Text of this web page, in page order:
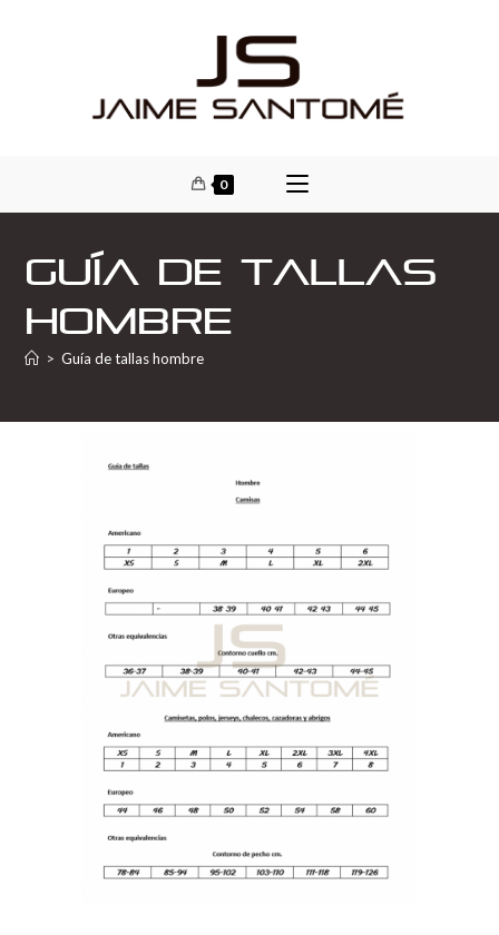
0
Guía de tallas
hombre
> Guía de tallas hombre